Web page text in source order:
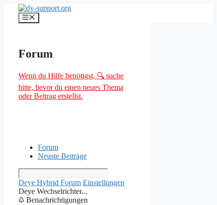
Inhalt
springen
Menü
Forum
Wenn du Hilfe benötigst, 🔍 suche
bitte, bevor du einen neues Thema
oder Beitrag erstellst.
Forum
Neuste Beiträge
Deye Hybrid Forum Einstellungen
Deye Wechselrichter...
Benachrichtigungen